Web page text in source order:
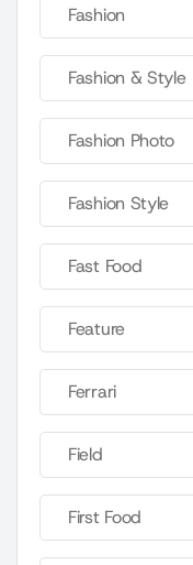
Fashion
Fashion & Style
Fashion Photo
Fashion Style
Fast Food
Feature
Ferrari
Field
First Food